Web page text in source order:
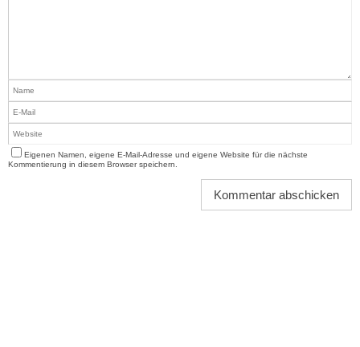
Eigenen Namen, eigene E-Mail-Adresse und eigene Website für die nächste
Kommentierung in diesem Browser speichern.